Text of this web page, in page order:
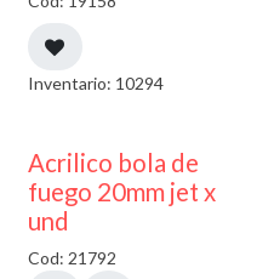
Inventario: 10294
50% DESCUENTO
Acrilico bola de
fuego 20mm jet x
und
Cod: 21792